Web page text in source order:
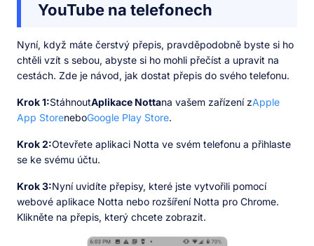
YouTube na telefonech
Nyní, když máte čerstvý přepis, pravděpodobně byste si ho
chtěli vzít s sebou, abyste si ho mohli přečíst a upravit na
cestách. Zde je návod, jak dostat přepis do svého telefonu.
Krok 1:StáhnoutAplikace Nottana vašem zařízení zApple
App StoreneboGoogle Play Store.
Krok 2:Otevřete aplikaci Notta ve svém telefonu a přihlaste
se ke svému účtu.
Krok 3:Nyní uvidíte přepisy, které jste vytvořili pomocí
webové aplikace Notta nebo rozšíření Notta pro Chrome.
Klikněte na přepis, který chcete zobrazit.